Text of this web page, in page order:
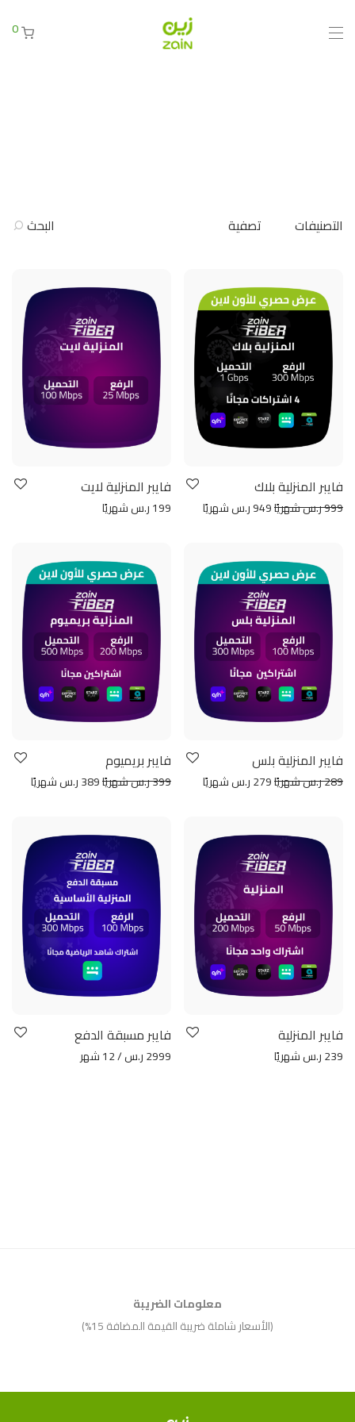
0
التصنيفات تصفية البحث
فايبر المنزلية بلاك
999 ر.س شهريًا
فايبر المنزلية لايت
199 ر.س شهريًا
فايبر المنزلية بلس
289 ر.س شهريًا
فايبر بريميوم
399 ر.س شهريًا
فايبر المنزلية
239 ر.س شهريًا
فايبر مسبقة الدفع
2999 ر.س / 12 شهر
معلومات الضريبة
(الأسعار شاملة ضريبة القيمة المضافة 15%)